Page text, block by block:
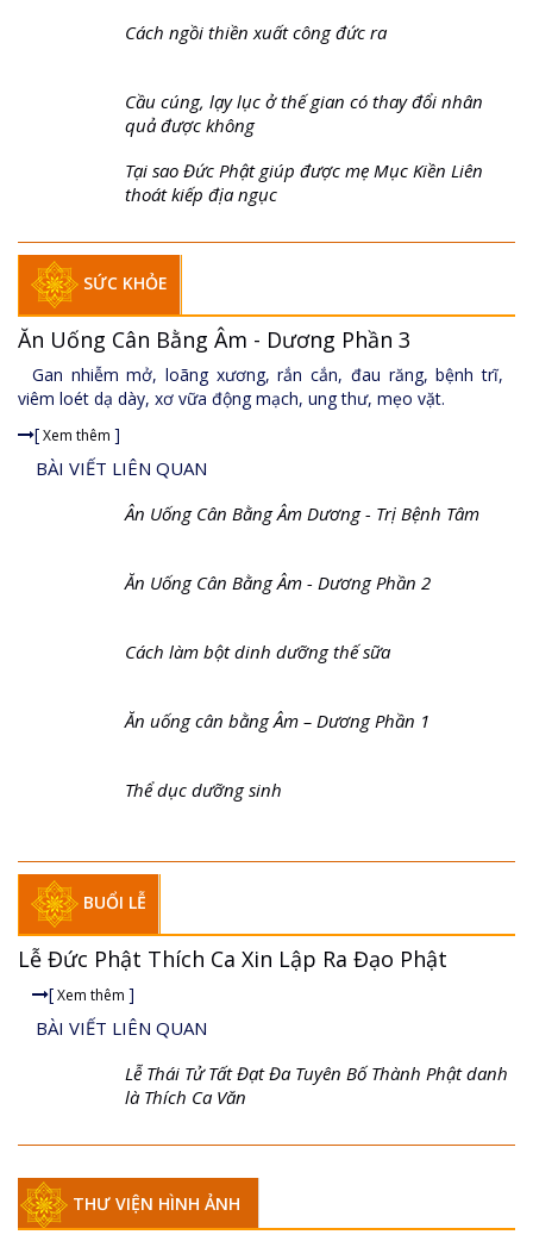
Cách ngồi thiền xuất công đức ra
Cầu cúng, lạy lục ở thế gian có thay đổi nhân
quả được không
Tại sao Đức Phật giúp được mẹ Mục Kiền Liên
thoát kiếp địa ngục
SỨC KHỎE
Ăn Uống Cân Bằng Âm - Dương Phần 3
Gan nhiễm mở, loãng xương, rắn cắn, đau răng, bệnh trĩ,
viêm loét dạ dày, xơ vữa động mạch, ung thư, mẹo vặt.
[Xem thêm ]
BÀI VIẾT LIÊN QUAN
Ân Uống Cân Bằng Âm Dương - Trị Bệnh Tâm
Ăn Uống Cân Bằng Âm - Dương Phần 2
Cách làm bột dinh dưỡng thế sữa
Ăn uống cân bằng Âm – Dương Phần 1
Thể dục dưỡng sinh
BUỔI LỄ
Lễ Đức Phật Thích Ca Xin Lập Ra Đạo Phật
[Xem thêm ]
BÀI VIẾT LIÊN QUAN
Lễ Thái Tử Tất Đạt Đa Tuyên Bố Thành Phật danh
là Thích Ca Văn
THƯ VIỆN HÌNH ẢNH